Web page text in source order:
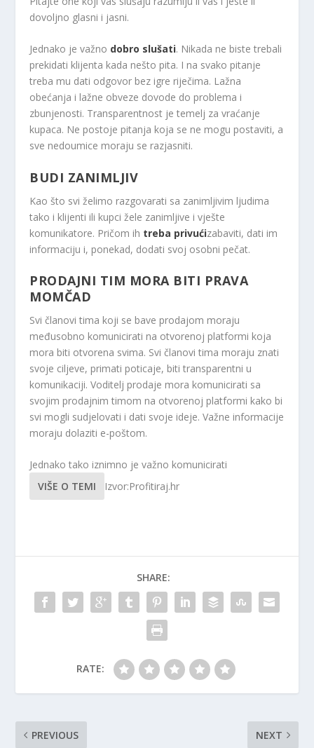
dovoljno glasni i jasni.
Jednako je važno dobro slušati. Nikada ne biste trebali
prekidati klijenta kada nešto pita. I na svako pitanje
treba mu dati odgovor bez igre riječima. Lažna
obećanja i lažne obveze dovode do problema i
zbunjenosti. Transparentnost je temelj za vraćanje
kupaca. Ne postoje pitanja koja se ne mogu postaviti, a
sve nedoumice moraju se razjasniti.
BUDI ZANIMLJIV
Kao što svi želimo razgovarati sa zanimljivim ljudima
tako i klijenti ili kupci žele zanimljive i vješte
komunikatore. Pričom ih treba privućizabaviti, dati im
informaciju i, ponekad, dodati svoj osobni pečat.
PRODAJNI TIM MORA BITI PRAVA
MOMČAD
Svi članovi tima koji se bave prodajom moraju
međusobno komunicirati na otvorenoj platformi koja
mora biti otvorena svima. Svi članovi tima moraju znati
svoje ciljeve, primati poticaje, biti transparentni u
komunikaciji. Voditelj prodaje mora komunicirati sa
svojim prodajnim timom na otvorenoj platformi kako bi
svi mogli sudjelovati i dati svoje ideje. Važne informacije
moraju dolaziti e-poštom.
Jednako tako iznimno je važno komunicirati
VIŠE O TEMI
Izvor:Profitiraj.hr
SHARE:
RATE:
PREVIOUS NEXT